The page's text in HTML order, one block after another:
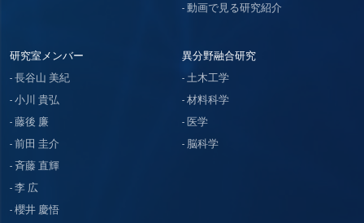
動画で見る研究紹介
研究室メンバー
長谷山 美紀
小川 貴弘
藤後 廉
前田 圭介
斉藤 直輝
李 広
櫻井 慶悟
異分野融合研究
土木工学
材料科学
医学
脳科学